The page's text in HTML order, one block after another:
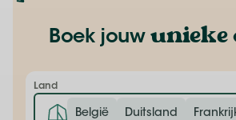
Boek jouwunieke
Land
België Duitsland